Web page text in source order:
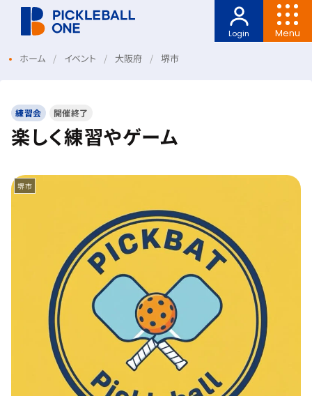
Menu
Login
ホーム イベント 大阪府 堺市
練習会 開催終了
楽しく練習やゲーム
堺市